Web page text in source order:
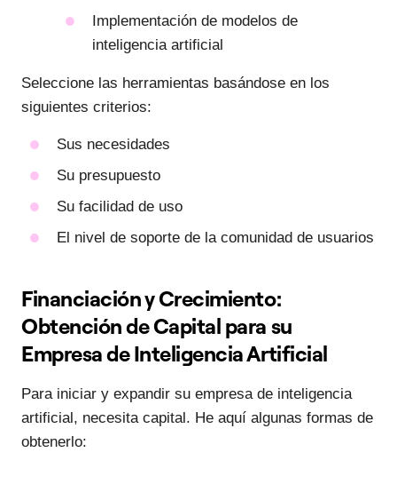
Implementación de modelos de
inteligencia artificial
Seleccione las herramientas basándose en los
siguientes criterios:
Sus necesidades
Su presupuesto
Su facilidad de uso
El nivel de soporte de la comunidad de usuarios
Financiación y Crecimiento:
Obtención de Capital para su
Empresa de Inteligencia Artificial
Para iniciar y expandir su empresa de inteligencia
artificial, necesita capital. He aquí algunas formas de
obtenerlo: